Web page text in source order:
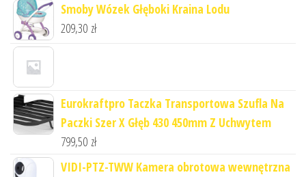
Smoby Wózek Głęboki Kraina Lodu
209,30 zł
Eurokraftpro Taczka Transportowa Szufla Na
Paczki Szer X Głęb 430 450mm Z Uchwytem
799,50 zł
VIDI-PTZ-TWW Kamera obrotowa wewnętrzna